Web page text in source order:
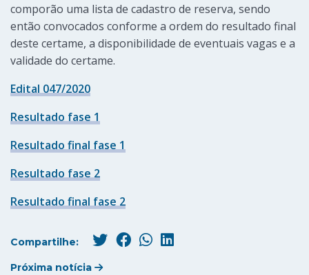
comporão uma lista de cadastro de reserva, sendo
então convocados conforme a ordem do resultado final
deste certame, a disponibilidade de eventuais vagas e a
validade do certame.
Edital 047/2020
Resultado fase 1
Resultado final fase 1
Resultado fase 2
Resultado final fase 2
Compartilhe:
Próxima notícia